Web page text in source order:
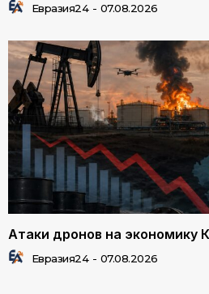
Евразия24 - 07.08.2026
Атаки дронов на экономику
Евразия24 - 07.08.2026